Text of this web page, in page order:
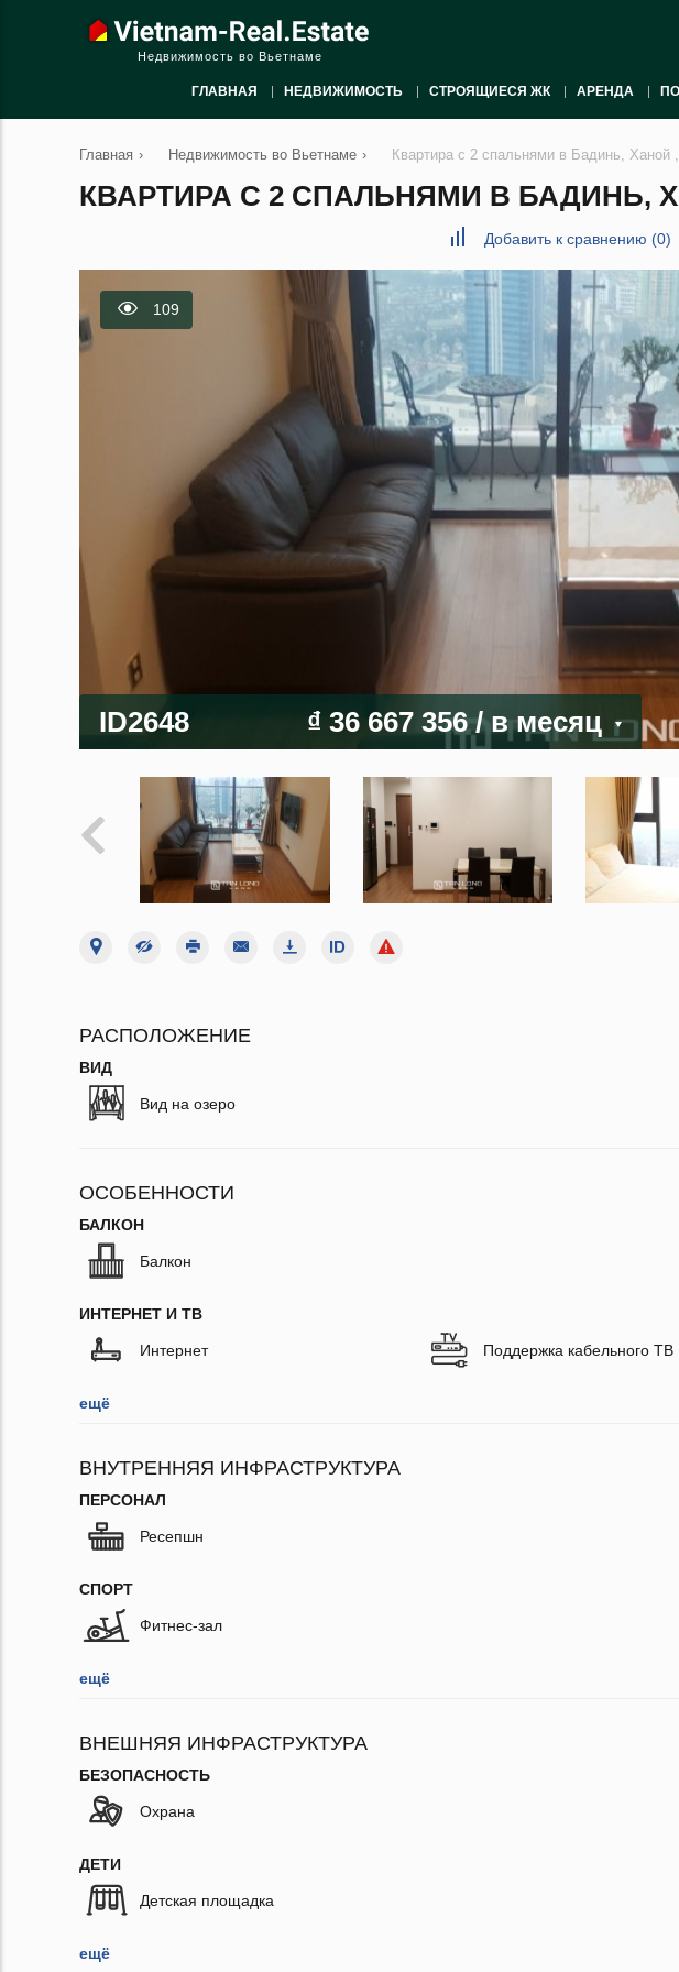
Недвижимость во Вьетнаме
ГЛАВНАЯ НЕДВИЖИМОСТЬ СТРОЯЩИЕСЯ ЖК АРЕНДА
Главная › Недвижимость во Вьетнаме › Квартира с 2 спальнями в Бадинь,
КВАРТИРА С 2 СПАЛЬНЯМИ В БАДИНЬ,
Добавить к сравнению (0)
109
ID2648 ₫ 36 667 356/ в месяц
РАСПОЛОЖЕНИЕ
ВИД
Вид на озеро
ОСОБЕННОСТИ
БАЛКОН
Балкон
ИНТЕРНЕТ И ТВ
Интернет Поддержка кабельного ТВ
ещё
ВНУТРЕННЯЯ ИНФРАСТРУКТУРА
ПЕРСОНАЛ
Ресепшн
СПОРТ
Фитнес-зал
ещё
ВНЕШНЯЯ ИНФРАСТРУКТУРА
БЕЗОПАСНОСТЬ
Охрана
ДЕТИ
Детская площадка
ещё